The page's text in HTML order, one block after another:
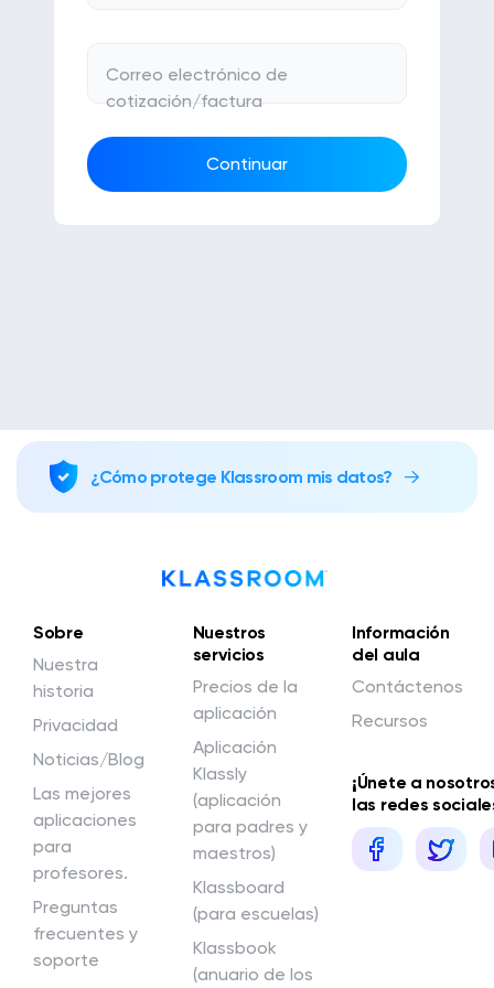
Noticias/Blog
Solicitar presupuesto
Correo electrónico de
cotización/factura
Continuar
¿Cómo protege Klassroom mis datos?
Sobre
Nuestra
historia
Privacidad
Noticias/Blog
Las mejores
aplicaciones
para
profesores.
Preguntas
frecuentes y
soporte
Nuestros
servicios
Precios de la
aplicación
Aplicación
Klassly
(aplicación
para padres y
maestros)
Klassboard
(para escuelas)
Klassbook
(anuario de los
Información
del aula
Contáctenos
Recursos
¡Únete a
las redes